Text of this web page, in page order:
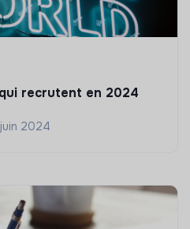
recrutent en 2024
2024